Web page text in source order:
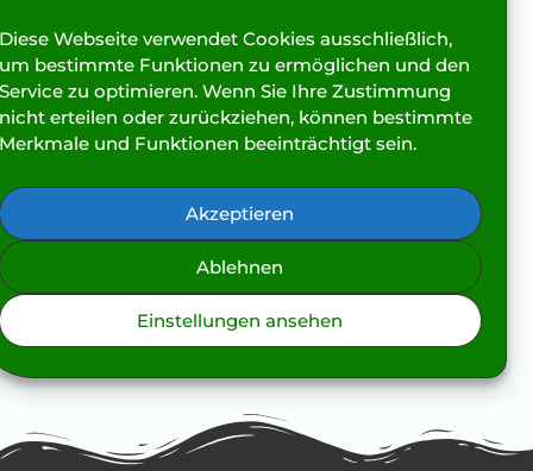
Webseite verwendet Cookies ausschließlich,
bestimmte Funktionen zu ermöglichen und den
zu optimieren. Wenn Sie Ihre Zustimmung
erteilen oder zurückziehen, können bestimmte
und Funktionen beeinträchtigt sein.
Akzeptieren
Ablehnen
Einstellungen ansehen
TouchLife®-Ausbildung gezielt geschult. Durch
sie gewinnen auch alle Techniken eine besondere
Intensität und Verfeinerung.
Weiterführende Informationen auf der TouchLife®
Seite (extern)